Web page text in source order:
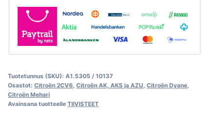
tiivisteet,
Citroën
2CV
määrä
Tuotetunnus (SKU): A1.5305 / 10137
Osastot: Citroën 2CV6 Citroën AK, AKS ja AZU Citroën Dyane
Citroën Mehari
Avainsana tuotteelle TIIVISTEET